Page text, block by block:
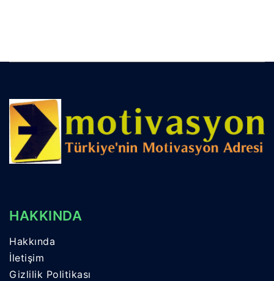
HAKKINDA
Hakkında
İletişim
Gizlilik Politikası